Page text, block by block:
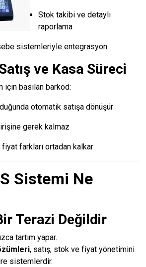
Stok takibi ve detaylı
raporlama
sistemleriyle entegrasyon
ve Kasa Süreci
için basılan barkod:
otomatik satışa dönüşür
gerek kalmaz
fiyat farkları ortadan kalkar
Sistemi Ne
Terazi Değildir
tartım yapar.
, satış, stok ve fiyat yönetimini
sistemlerdir.